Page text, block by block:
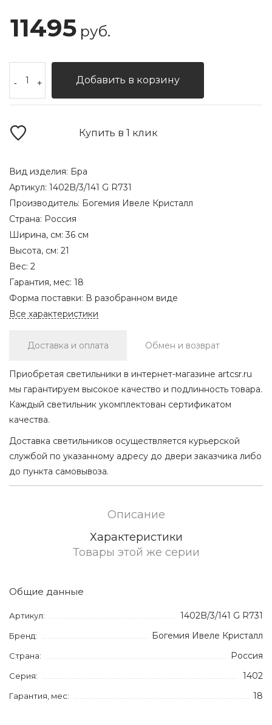
11495 руб.
- + Добавить в корзину
Купить в 1 клик
Вид изделия: Бра
Артикул: 1402B/3/141 G R731
Производитель: Богемия Ивеле Кристалл
Страна: Россия
Ширина, см:36 см
Высота, см: 21
Вес: 2
Гарантия, мес: 18
Форма поставки: В разобранном виде
Все характеристики
Доставка и оплата Обмен и возврат
Приобретая светильники в интернет-магазине artcsr.ru
мы гарантируем высокое качество и подлинность товара.
Каждый светильник укомплектован сертификатом
качества.
Доставка светильников осуществляется курьерской
службой по указанному адресу до двери заказчика либо
до пункта самовывоза.
Описание
Характеристики
Товары этой же серии
Общие данные
Артикул: 1402B/3/141 G R731
Бренд: Богемия Ивеле Кристалл
Страна: Россия
Серия: 1402
Гарантия, мес: 18